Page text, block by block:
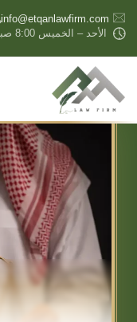
content
info@etqanlawfirm.com
الأحد – الخميس 8:00 صباحًا – 5:00 مساءً